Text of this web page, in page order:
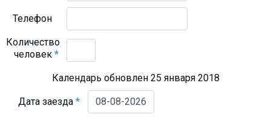
Телефон
Количество
человек*
Календарь обновлен 25 января 2018
Дата заезда*